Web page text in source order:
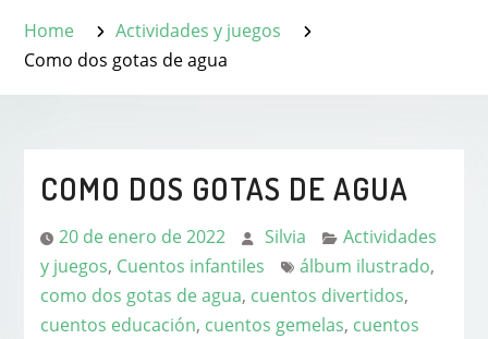
Home
Actividades y juegos
Como dos gotas de agua
COMO DOS GOTAS DE AGUA
20 de enero de 2022 Silvia
Actividades
y juegos, Cuentos infantiles álbum ilustrado,
como dos gotas de agua, cuentos divertidos,
cuentos educación, cuentos gemelas, cuentos